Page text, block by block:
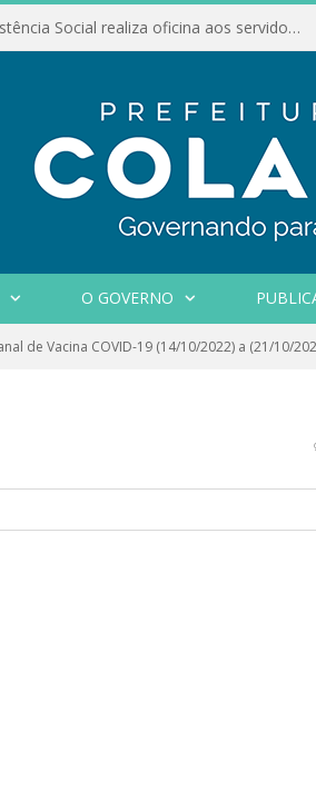
Conselho Municipal de Assistência Social realiza oficina aos servidores
O GOVERNO
de Vacina COVID-19 (14/10/2022) a (21/10/